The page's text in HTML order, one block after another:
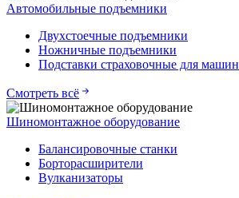
Автомобильные подъемники
Двухстоечные подъемники
Ножничные подъемники
Подставки страховочные для машин
Смотреть всё
Шиномонтажное оборудование
Балансировочные станки
Борторасширители
Вулканизаторы